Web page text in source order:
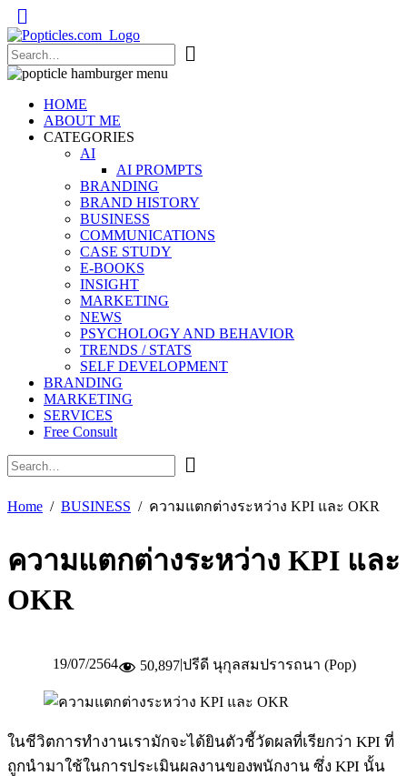
Popticles.com
HOME
ABOUT ME
CATEGORIES
AI
AI PROMPTS
BRANDING
BRAND HISTORY
BUSINESS
COMMUNICATIONS
CASE STUDY
E-BOOKS
INSIGHT
MARKETING
NEWS
PSYCHOLOGY AND BEHAVIOR
TRENDS / STATS
SELF DEVELOPMENT
BRANDING
MARKETING
SERVICES
Free Consult
Home BUSINESS ความแตกต่างระหว่าง KPI และ OKR
ความแตกต่างระหว่าง KPI และ
OKR
19/07/2564 50,897|ปรีดี นุกุลสมปรารถนา (Pop)
ในชีวิตการทำงานเรามักจะได้ยินตัวชี้วัดผลที่เรียกว่า KPI ที่
ถูกนำมาใช้ในการประเมินผลงานของพนักงาน ซึ่ง KPI นั้น